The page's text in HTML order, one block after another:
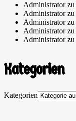
Administratorzu
Administratorzu
Administratorzu
Administratorzu
Administratorzu
Kategorien
Kategorien